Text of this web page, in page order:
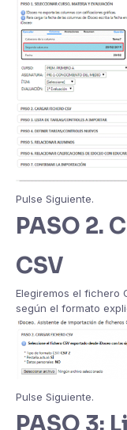
Pulse Siguiente.
PASO 2.
CSV
Elegiremos el fichero
según el formato
Pulse Siguiente.
PASO 3: